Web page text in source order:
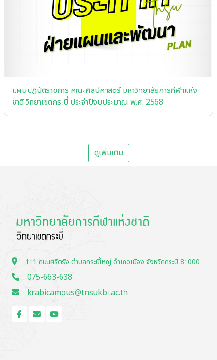
แผนปฏิบัติราชการ คณะศิลปศาสตร์ มหาวิทยาลัยการกีฬาแห่ง
ชาติ วิทยาเขตกระบี่ ประจําปีงบประมาณ พ.ศ. 2568
ดูเพิ่มเติม
111 ถนนศรีตรัง ตำบลกระบี่ใหญ่ อำเภอเมือง จังหวัดกระบี่ 81000
075-663-638
krabicampus@tnsukbi.ac.th